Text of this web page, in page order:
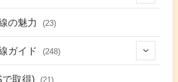
の魅力 (23)
ガイド (248)
取得) (21)